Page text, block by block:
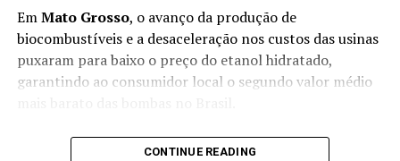
A ideia, segundo ele, é a de pegar aqueles que estão
“usufruindo de uma fragilidade momentânea de
fiscalização para ter acesso a um seguro que não lhe
EmMato Grosso, o avanço da produção de
biocombustíveis e a desaceleração nos custos das usinas
puxaram para baixo o preço do etanol hidratado,
garantindo ao consumidor local o segundo valor médio
O cenário reflete a expansão da safra 2026/2027,
CONTINUE READING